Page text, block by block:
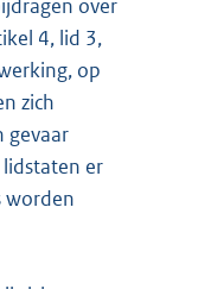
over
4, lid 3,
op
zich
gevaar
er
worden